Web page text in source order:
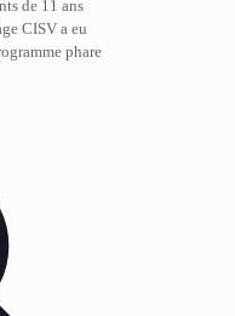
de 11 ans
CISV a eu
phare